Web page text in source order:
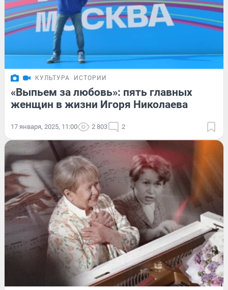
КУЛЬТУРА ИСТОРИИ
«Выпьем за любовь»: пять главных
женщин в жизни Игоря Николаева
17 января, 2025, 11:00 2 803 2